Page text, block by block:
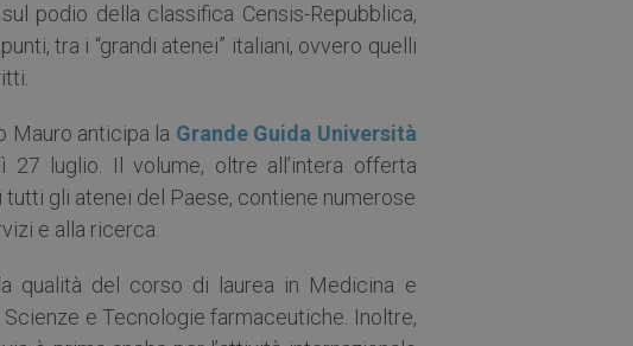
podio della classifica Censis-Repubblica,
tra i “grandi atenei” italiani, ovvero quelli
Mauro anticipa la Grande Guida Università
27 luglio. Il volume, oltre all’intera offerta
gli atenei del Paese, contiene numerose
e alla ricerca.
qualità del corso di laurea in Medicina e
e Tecnologie farmaceutiche. Inoltre,